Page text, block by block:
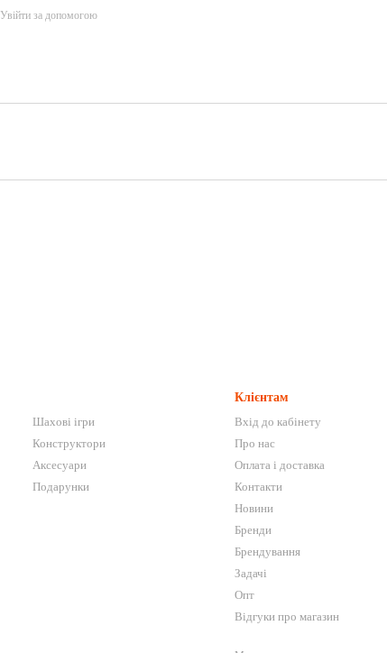
Увійти за допомогою
Шахові ігри
Конструктори
Аксесуари
Подарунки
Клієнтам
Вхід до кабінету
Про нас
Оплата і доставка
Контакти
Новини
Бренди
Брендування
Задачі
Опт
Відгуки про магазин